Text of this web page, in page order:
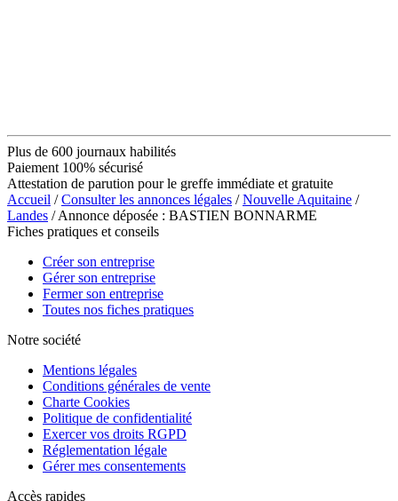
Plus de 600 journaux habilités
Paiement 100% sécurisé
Attestation de parution pour le greffe immédiate et gratuite
Accueil /Consulter les annonces légales /Nouvelle Aquitaine /
Landes / Annonce déposée : BASTIEN BONNARME
Fiches pratiques et conseils
Créer son entreprise
Gérer son entreprise
Fermer son entreprise
Toutes nos fiches pratiques
Notre société
Mentions légales
Conditions générales de vente
Charte Cookies
Politique de confidentialité
Exercer vos droits RGPD
Réglementation légale
Gérer mes consentements
Accès rapides